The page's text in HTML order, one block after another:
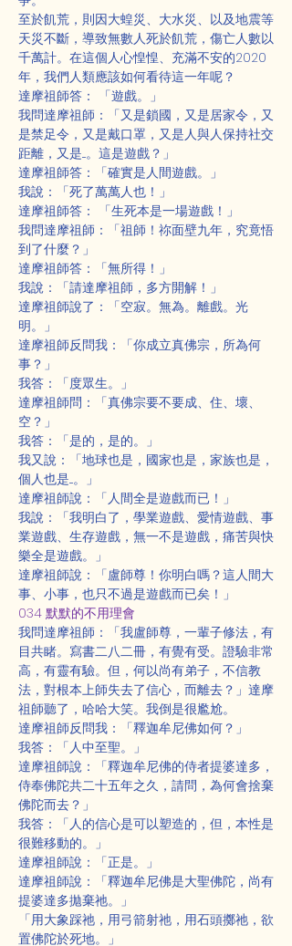
至於飢荒，則因大蝗災、大水災、以及地震等
天災不斷，導致無數人死於飢荒，傷亡人數以
千萬計。在這個人心惶惶、充滿不安的2020
年，我們人類應該如何看待這一年呢？
達摩祖師答： 「遊戲。」
我問達摩祖師：「又是鎖國，又是居家令，又
是禁足令，又是戴口罩，又是人與人保持社交
距離，又是....。這是遊戲？」
達摩祖師答：「確實是人間遊戲。」
我說：「死了萬萬人也！」
達摩祖師答： 「生死本是一場遊戲！」
我問達摩祖師：「祖師！祢面壁九年，究竟悟
到了什麼？」
達摩祖師答：「無所得！」
我說：「請達摩祖師，多方開解！」
達摩祖師說了：「空寂。無為。離戲。光
明。」
達摩祖師反問我：「你成立真佛宗，所為何
事？」
我答：「度眾生。」
達摩祖師問：「真佛宗要不要成、住、壞、
空？」
我答：「是的，是的。」
我又說：「地球也是，國家也是，家族也是，
個人也是....。」
達摩祖師說：「人間全是遊戲而已！」
我說：「我明白了，學業遊戲、愛情遊戲、事
業遊戲、生存遊戲，無一不是遊戲，痛苦與快
樂全是遊戲。」
達摩祖師說：「盧師尊！你明白嗎？這人間大
事、小事，也只不過是遊戲而已矣！」
034 默默的不用理會
我問達摩祖師：「我盧師尊，一輩子修法，有
目共睹。寫書二八二冊，有覺有受。證驗非常
高，有靈有驗。但，何以尚有弟子，不信教
法，對根本上師失去了信心，而離去？」達摩
祖師聽了，哈哈大笑。我倒是很尷尬。
達摩祖師反問我：「釋迦牟尼佛如何？」
我答：「人中至聖。」
達摩祖師說：「釋迦牟尼佛的侍者提婆達多，
侍奉佛陀共二十五年之久，請問，為何會捨棄
佛陀而去？」
我答：「人的信心是可以塑造的，但，本性是
很難移動的。」
達摩祖師說：「正是。」
達摩祖師說：「釋迦牟尼佛是大聖佛陀，尚有
提婆達多拋棄祂。」
「用大象踩祂，用弓箭射祂，用石頭擲祂，欲
置佛陀於死地。」